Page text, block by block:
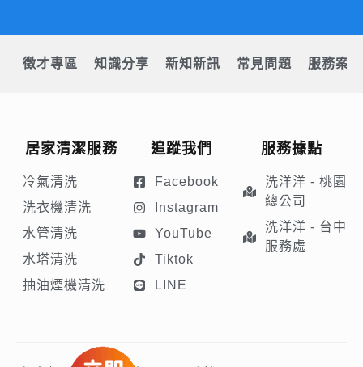
徵才專區 知識分享 新知新訊 常見問題 服務案例
居家清潔服務
冷氣清洗
洗衣機清洗
水管清洗
水塔清洗
抽油煙機清洗
追蹤我們
Facebook
Instagram
YouTube
Tiktok
LINE
服務據點
洗洋洋 - 桃園
總公司
洗洋洋 - 台中
服務處